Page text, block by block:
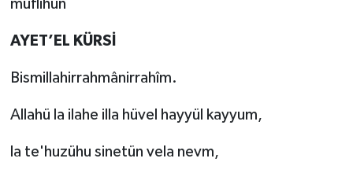
müflihun
AYET’EL KÜRSİ
Bismillahirrahmânirrahîm.
Allahü la ilahe illa hüvel hayyül kayyum,
la te'huzühu sinetün vela nevm,